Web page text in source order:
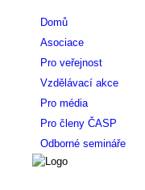
Domů
Asociace
Pro veřejnost
Vzdělávací akce
Pro média
Pro členy ČASP
Odborné semináře